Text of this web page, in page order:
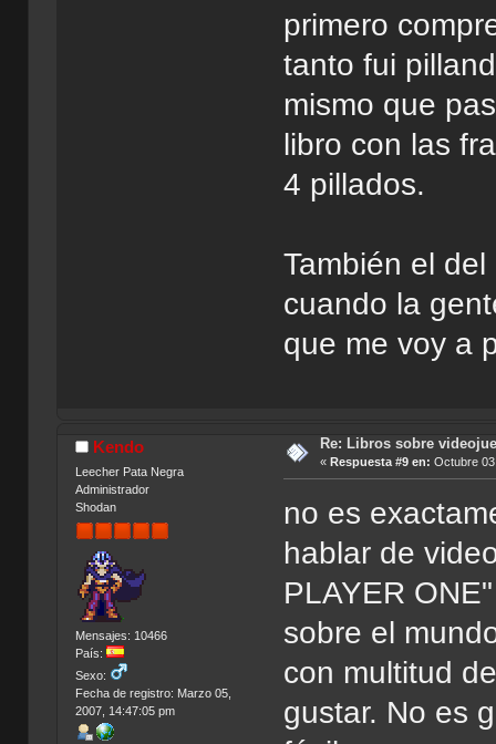
primero
tanto fui
mismo que
libro con las
4 pillados.
También el
cuando la
que me voy a
Kendo
Leecher Pata Negra
Administrador
Shodan
Mensajes: 10466
País:
Sexo:
Fecha de registro: Marzo 05,
2007, 14:47:05 pm
Re: Libros sobre
« Respuesta #9 en: Octubre
no es
hablar de
PLAYER
sobre el
con multitud
gustar. No es